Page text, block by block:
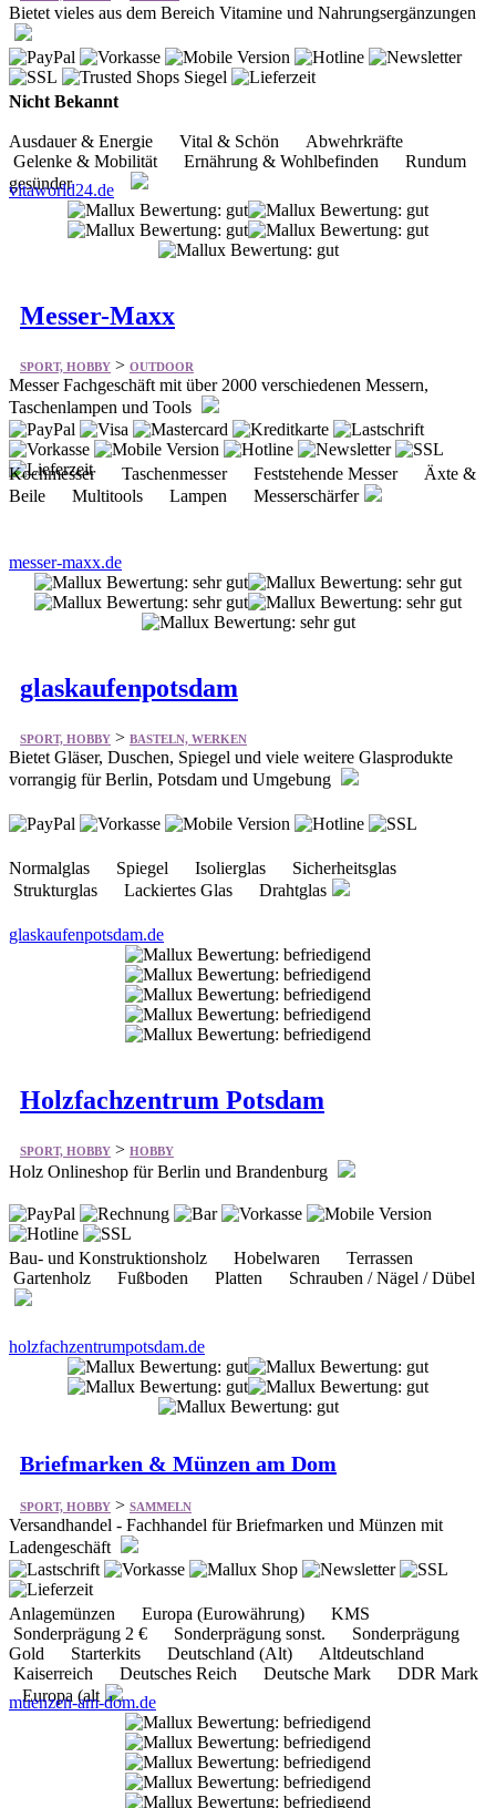
Bietet vieles aus dem Bereich Vitamine und Nahrungsergänzungen
Nicht Bekannt
Ausdauer & Energie Vital & Schön Abwehrkräfte
Gelenke & Mobilität Ernährung & Wohlbefinden Rundum
gesünder
vitaworld24.de
Messer-Maxx
SPORT, HOBBY > OUTDOOR
Messer Fachgeschäft mit über 2000 verschiedenen Messern,
Taschenlampen und Tools
Kochmesser Taschenmesser Feststehende Messer Äxte &
Beile Multitools Lampen Messerschärfer
messer-maxx.de
glaskaufenpotsdam
SPORT, HOBBY > BASTELN, WERKEN
Bietet Gläser, Duschen, Spiegel und viele weitere Glasprodukte
vorrangig für Berlin, Potsdam und Umgebung
Normalglas Spiegel Isolierglas Sicherheitsglas
Strukturglas Lackiertes Glas Drahtglas
glaskaufenpotsdam.de
Holzfachzentrum Potsdam
SPORT, HOBBY > HOBBY
Holz Onlineshop für Berlin und Brandenburg
Bau- und Konstruktionsholz Hobelwaren Terrassen
Gartenholz Fußboden Platten Schrauben / Nägel / Dübel
holzfachzentrumpotsdam.de
Briefmarken & Münzen am Dom
SPORT, HOBBY > SAMMELN
Versandhandel - Fachhandel für Briefmarken und Münzen mit
Ladengeschäft
Anlagemünzen Europa (Eurowährung) KMS
Sonderprägung 2 € Sonderprägung sonst. Sonderprägung
Gold Starterkits Deutschland (Alt) Altdeutschland
Kaiserreich Deutsches Reich Deutsche Mark DDR Mark
Europa (alt
muenzen-am-dom.de